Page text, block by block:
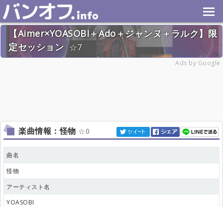
【Aimer×YOASOBI＋Ado＋ジャンヌ＋ラルク】限
定セッション
7
Ads by Google
楽曲情報：怪物 0
曲名
怪物
アーティスト名
YOASOBI